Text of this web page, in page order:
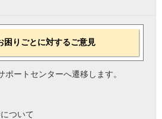
困りごとに対するご意見
ポートセンターへ遷移します。
ついて